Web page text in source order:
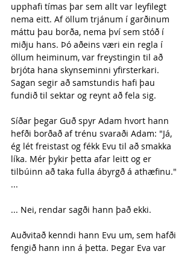
upphafi tímas þar sem allt var leyfilegt
nema eitt. Af öllum trjánum í garðinum
máttu þau borða, nema því sem stóð í
miðju hans. Þó aðeins væri ein regla í
öllum heiminum, var freystingin til að
brjóta hana skynseminni yfirsterkari.
Sagan segir að samstundis hafi þau
fundið til sektar og reynt að fela sig.
Síðar þegar Guð spyr Adam hvort hann
hefði borðað af trénu svaraði Adam: "Já,
ég lét freistast og fékk Evu til að smakka
líka. Mér þykir þetta afar leitt og er
tilbúinn að taka fulla ábyrgð á athæfinu."
...
... Nei, rendar sagði hann það ekki.
Auðvitað kenndi hann Evu um, sem hafði
fengið hann inn á þetta. Þegar Eva var